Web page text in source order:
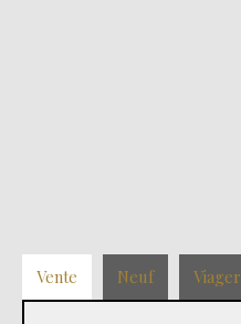
Vente Neuf Viager